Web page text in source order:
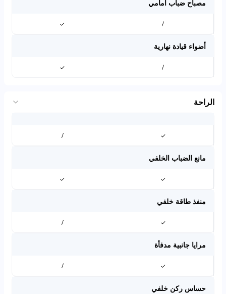
مصباح ضباب أمامي
/
✓
أضواء قيادة نهارية
/
✓
الراحة
✓
/
مانع الضباب الخلفي
✓
✓
منفذ طاقة خلفي
✓
/
مرايا جانبية مدفأة
✓
/
حساس ركن خلفي